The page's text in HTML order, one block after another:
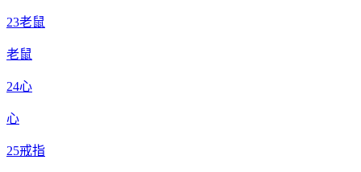
23老鼠
老鼠
24心
心
25戒指